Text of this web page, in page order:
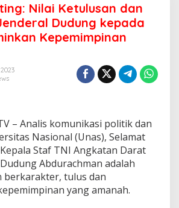
a
m
a
g
:
N
i
a
i
Nilai Ketulusan dan
Dudung kepada
Kepemimpinan
– Analis komunikasi politik dan
Nasional (Unas), Selamat
Staf TNI Angkatan Darat
Abdurachman adalah
berkarakter, tulus dan
yang amanah.